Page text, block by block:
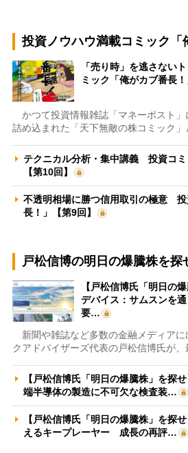
投資ノウハウ満載コミック「
「売り時」を逃さない
ミック「俺がカブ番長！
かつて投資情報雑誌「マネーポスト」
詰め込まれた「天下無敵の株コミック」
テクニカル分析・集中講義 投資コミ
【第10回】
不透明相場に勝つ信用取引の極意
長！」【第9回】
戸松信博の明日の爆騰株を探
【戸松信博氏「明日の
デバイス：サムスンを
要…
新聞や雑誌など多数の金融メディアに
クアドバイザーズ代表の戸松信博氏が、
【戸松信博氏「明日の爆騰株」を探
端半導体の製造に不可欠な検査装…
【戸松信博氏「明日の爆騰株」を探
えるキープレーヤー 成長の再評…